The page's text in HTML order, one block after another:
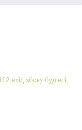
вхід збоку будівлі,